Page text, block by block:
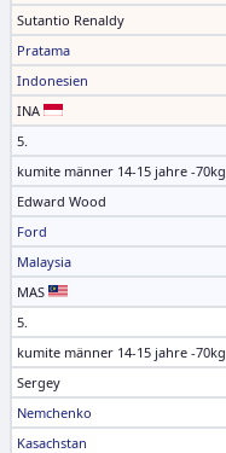
Sutantio Renaldy
Pratama
Indonesien
INA
5.
kumite männer 14-15 jahre -70kg
Edward Wood
Ford
Malaysia
MAS
5.
kumite männer 14-15 jahre -70kg
Sergey
Nemchenko
Kasachstan